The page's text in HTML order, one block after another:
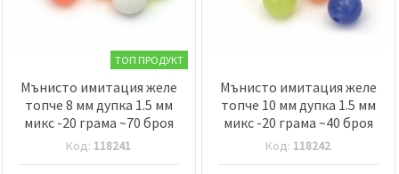
ТОП ПРОДУКТ
Мънисто имитация желе
топче 8 мм дупка 1.5 мм
микс -20 грама ~70 броя
Код: 118241
Мънисто имитация желе
топче 10 мм дупка 1.5 мм
микс -20 грама ~40 броя
Код: 118242